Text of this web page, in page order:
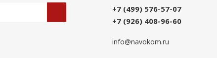
+7 (499) 576-57-07
+7 (926) 408-96-60
info@navokom.ru